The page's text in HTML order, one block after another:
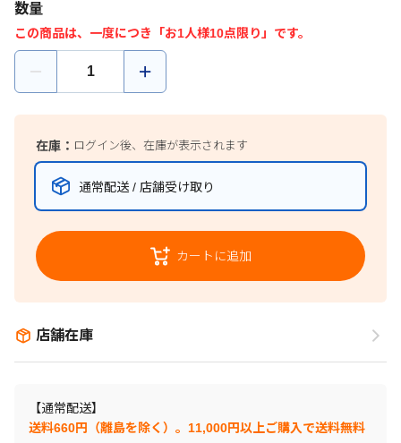
数量
この商品は、一度につき「お1人様10点限り」です。
在庫： ログイン後、在庫が表示されます
通常配送 / 店舗受け取り
カートに追加
店舗在庫
【通常配送】
送料660円（離島を除く）。11,000円以上ご購入で送料無料